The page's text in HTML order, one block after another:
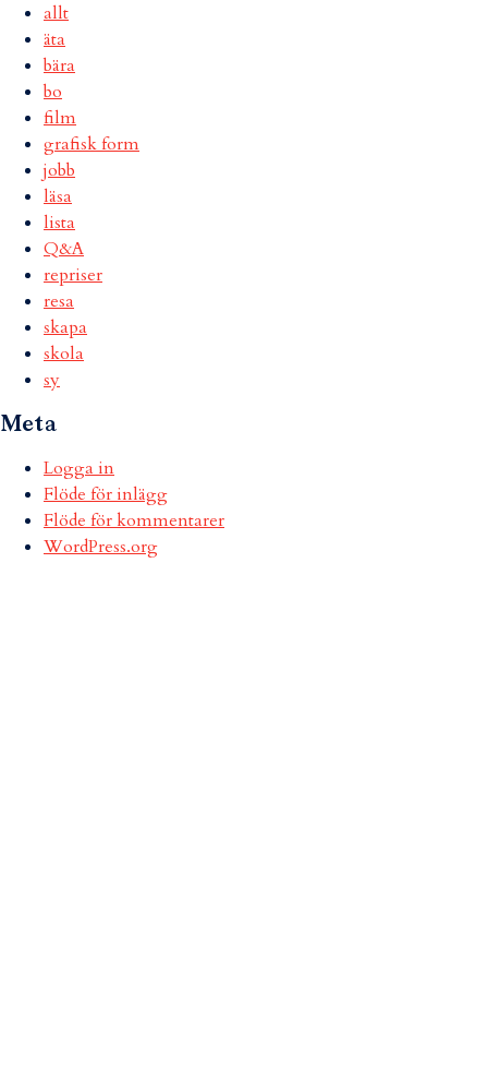
allt
äta
bära
bo
film
grafisk form
jobb
läsa
lista
Q&A
repriser
resa
skapa
skola
sy
Meta
Logga in
Flöde för inlägg
Flöde för kommentarer
WordPress.org